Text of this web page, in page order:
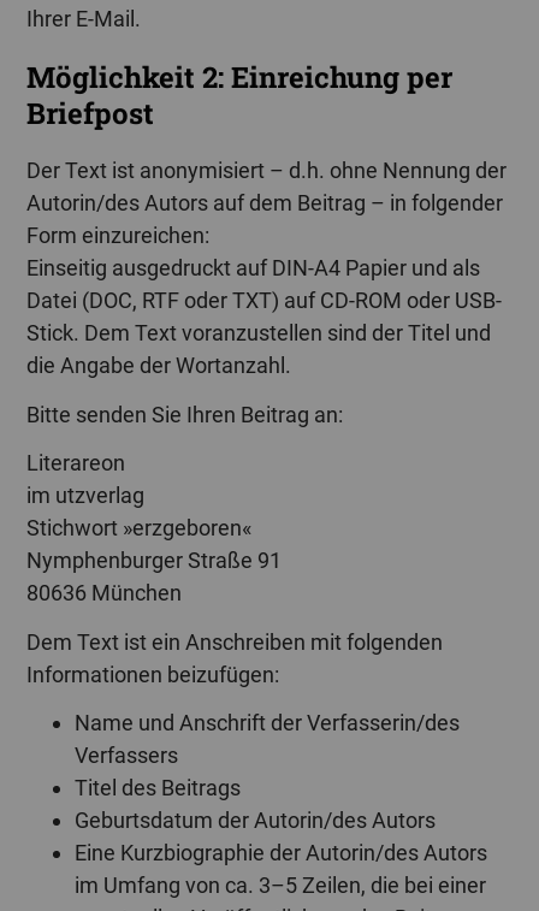
Ihrer E-Mail.
Möglichkeit 2: Einreichung per
Briefpost
Der Text ist anonymisiert – d.h. ohne Nennung der
Autorin/des Autors auf dem Beitrag – in folgender
Form einzureichen:
Einseitig ausgedruckt auf DIN-A4 Papier und als
Datei (DOC, RTF oder TXT) auf CD-ROM oder USB-
Stick. Dem Text voranzustellen sind der Titel und
die Angabe der Wortanzahl.
Bitte senden Sie Ihren Beitrag an:
Literareon
im utzverlag
Stichwort »erzgeboren«
Nymphenburger Straße 91
80636 München
Dem Text ist ein Anschreiben mit folgenden
Informationen beizufügen:
Name und Anschrift der Verfasserin/des
Verfassers
Titel des Beitrags
Geburtsdatum der Autorin/des Autors
Eine Kurzbiographie der Autorin/des Autors
im Umfang von ca. 3–5 Zeilen, die bei einer